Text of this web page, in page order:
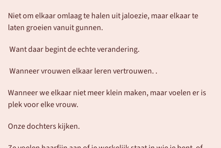
Niet om elkaar omlaag te halen uit jaloezie, maar elkaar te
laten groeien vanuit gunnen.
Want daar begint de echte verandering.
Wanneer vrouwen elkaar leren vertrouwen. .
Wanneer we elkaar niet meer klein maken, maar voelen er is
plek voor elke vrouw.
Onze dochters kijken.